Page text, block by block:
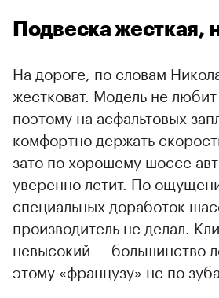
Подвеска жесткая,
На дороге, по словам
жестковат. Модель не
поэтому на асфальтовых
комфортно держать
зато по хорошему шоссе
уверенно летит. По
специальных доработок
производитель не делал.
невысокий — большинство
этому «французу» не по